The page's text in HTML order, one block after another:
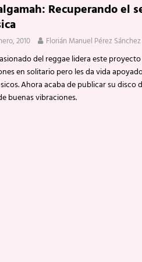
certificados
ENTREVISTAS
2 de mayo de 2026 en Fuengirola
Su ‘aullido’ retumbó ferozmente en Fuengirola.
La historia de Nintendo Vol. 2
Recuperando el
2010 Florián Manuel Pérez Sánchez
del reggae lidera este
en solitario pero les da vida
Ahora acaba de publicar su disco
buenas vibraciones.